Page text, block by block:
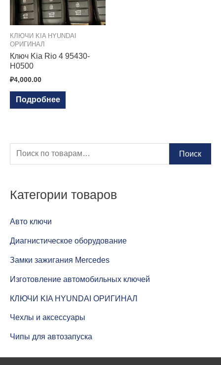
КЛЮЧИ KIA HYUNDAI
ОРИГИНАЛ
Ключ Kia Rio 4 95430-
H0500
₽4,000.00
Подробнее
с
а
ь
:
Поиск
Категории товаров
Авто ключи
Диагнистическое оборудование
Замки зажигания Mercedes
Изготовление автомобильных ключей
КЛЮЧИ KIA HYUNDAI ОРИГИНАЛ
Чехлы и аксессуары
Чипы для автозапуска